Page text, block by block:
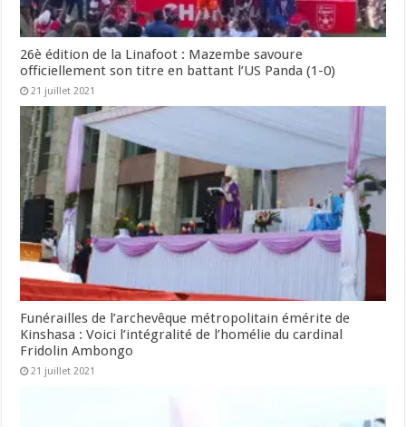
26è édition de la Linafoot : Mazembe savoure
officiellement son titre en battant l’US Panda (1-0)
21 juillet 2021
Funérailles de l’archevêque métropolitain émérite de
Kinshasa : Voici l’intégralité de l’homélie du cardinal
Fridolin Ambongo
21 juillet 2021